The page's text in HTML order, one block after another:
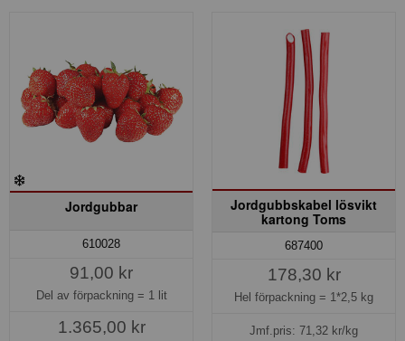
Jordgubbar
610028
91,00 kr
Del av förpackning = 1 lit
1.365,00 kr
Jordgubbskabel lösvikt
kartong Toms
687400
178,30 kr
Hel förpackning = 1*2,5 kg
Jmf.pris: 71,32 kr/kg